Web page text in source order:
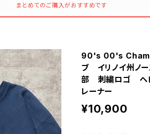
まとめてのご購入がおすすめです
90's 00's
ブ イリノイ州ノ
部 刺繍ロゴ ヘ
レーナー
¥10,900